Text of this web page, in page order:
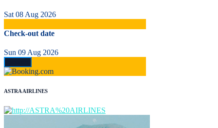
Sat 08 Aug 2026
Check-out date
Sun 09 Aug 2026
ASTRA AIRLINES